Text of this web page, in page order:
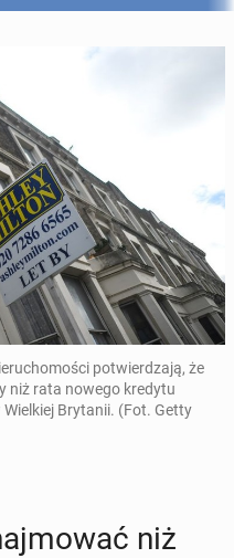
potwierdzają, że
niż rata nowego kredytu
Brytanii. (Fot. Getty
niż